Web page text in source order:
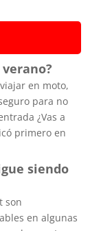
en moto,
para no
¿Vas a
primero en
siendo
son
en algunas